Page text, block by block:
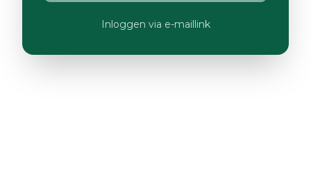
Inloggen via e-maillink